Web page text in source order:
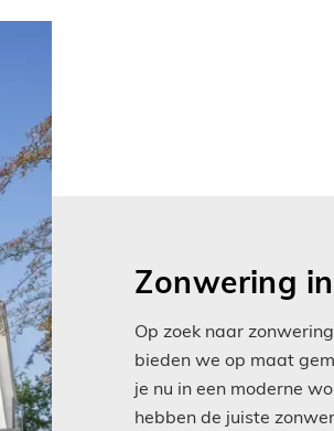
Zonwering
Op zoek naar
bieden we op maat
je nu in een moderne
hebben de juiste